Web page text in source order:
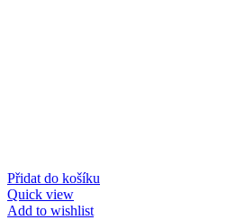
Přidat do košíku
Quick view
Add to wishlist